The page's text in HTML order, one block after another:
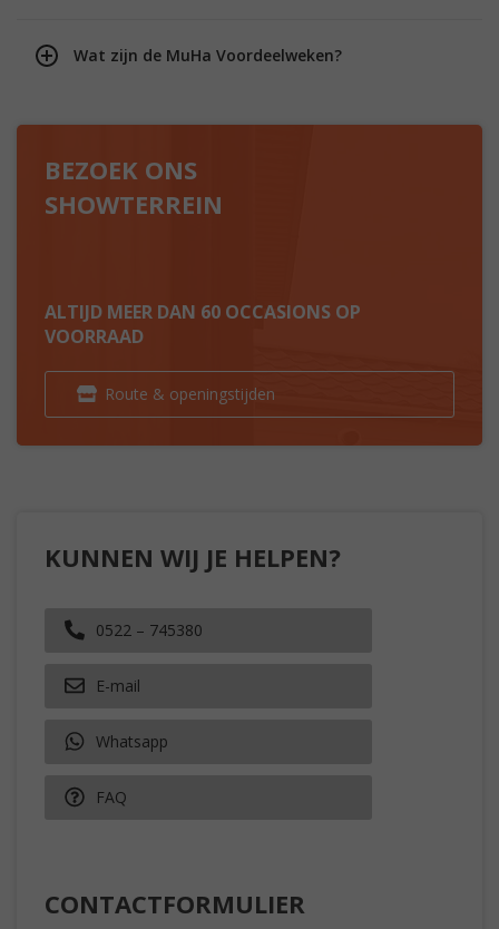
Wat zijn de MuHa Voordeelweken?
BEZOEK ONS
SHOWTERREIN
ALTIJD MEER DAN 60 OCCASIONS OP
VOORRAAD
Route & openingstijden
KUNNEN WIJ JE HELPEN?
0522 – 745380
E-mail
Whatsapp
FAQ
CONTACTFORMULIER